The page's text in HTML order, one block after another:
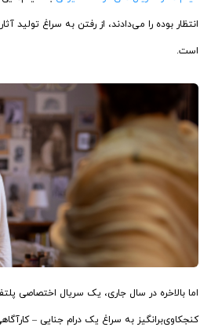
انتظار بوده را می‌دادند، از رفتن به سراغ تولید
است.
اما بالاخره در سال جاری، یک سریال اختصاصی
کنجکاوی‌برانگیز به سراغ یک درام جنایی –